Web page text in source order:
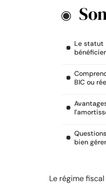
Le statut
BIC ou
bien
Le régime